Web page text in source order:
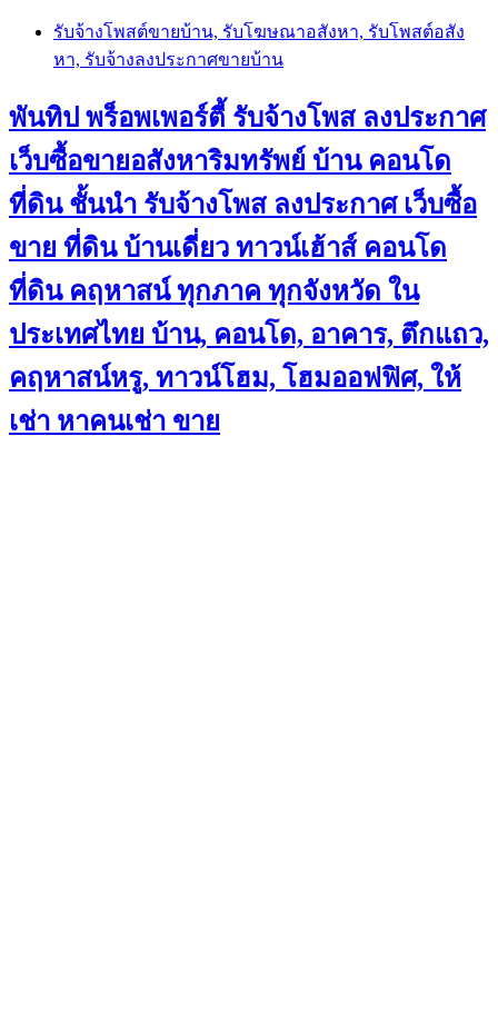
Skip
content
รับจ้างโพสต์ขายบ้าน, รับโฆษณาอสังหา, รับโพสต์อสัง
หา, รับจ้างลงประกาศขายบ้าน
พันทิป พร็อพเพอร์ตี้ รับจ้างโพส ลงประกาศ
เว็บซื้อขายอสังหาริมทรัพย์ บ้าน คอนโด
ที่ดิน ชั้นนำ รับจ้างโพส ลงประกาศ เว็บซื้อ
ขาย ที่ดิน บ้านเดี่ยว ทาวน์เฮ้าส์ คอนโด
ที่ดิน คฤหาสน์ ทุกภาค ทุกจังหวัด ใน
ประเทศไทย บ้าน, คอนโด, อาคาร, ตึกแถว,
คฤหาสน์หรู, ทาวน์โฮม, โฮมออฟฟิศ, ให้
เช่า หาคนเช่า ขาย